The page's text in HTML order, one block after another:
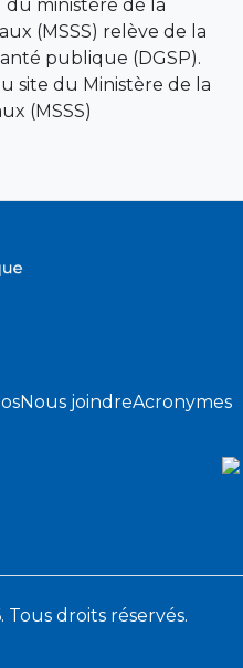
du ministère de la
(MSSS) relève de la
publique (DGSP).
site du Ministère de la
(MSSS)
Nous joindreAcronymes
droits réservés.